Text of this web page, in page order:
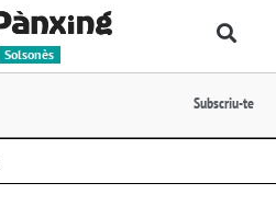
Solsonès
Subscriu-te